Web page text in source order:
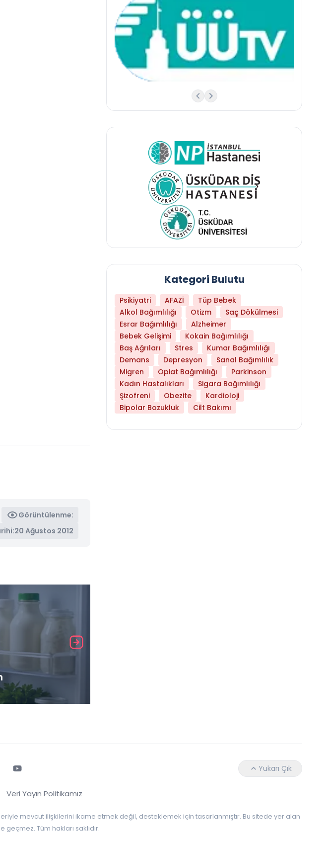
Görüntülenme:
20 Ağustos 2012
Kategori Bulutu
Psikiyatri AFAZİ
Tüp Bebek
Alkol Bağımlılığı
Otizm
Saç Dökülmesi
Esrar Bağımlılığı
Alzheimer
Bebek Gelişimi
Kokain Bağımlılığı
Baş Ağrıları
Stres
Kumar Bağımlılığı
Demans
Depresyon
Sanal Bağımlılık
Migren
Opiat Bağımlılığı
Parkinson
Kadın Hastalıkları
Sigara Bağımlılığı
Şizofreni
Obezite
Kardioloji
Bipolar Bozukluk
Cilt Bakımı
Yukarı Çık
Veri Yayın Politikamız
mevcut ilişkilerini ikame etmek değil, desteklemek için tasarlanmıştır. Bu sitede yer alan
Tüm hakları saklıdır.